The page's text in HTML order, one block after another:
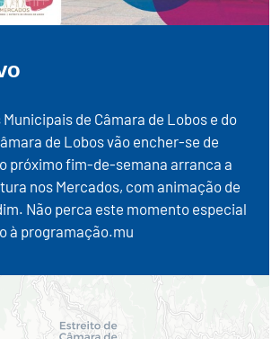
Municipais de Câmara de Lobos e do
de Lobos vão encher-se de
próximo fim-de-semana arranca a
nos Mercados, com animação de
Não perca este momento especial
à programação.mu